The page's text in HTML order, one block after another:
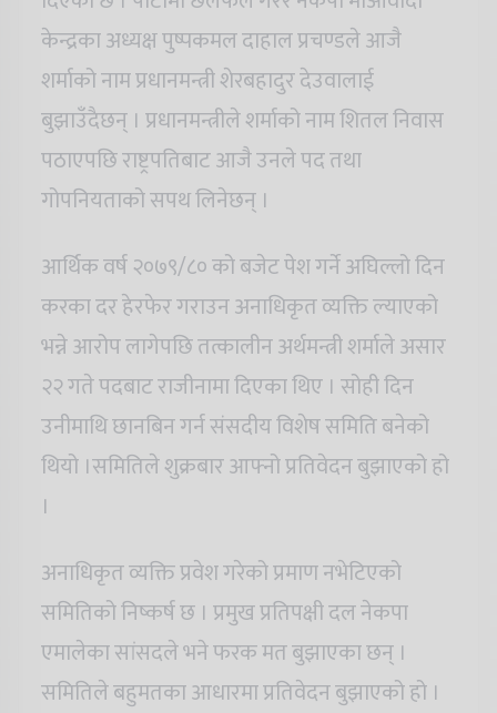
केन्द्रका अध्यक्ष पुष्पकमल दाहाल प्रचण्डले आजै
शर्माको नाम प्रधानमन्त्री शेरबहादुर देउवालाई
बुझाउँदैछन् । प्रधानमन्त्रीले शर्माको नाम शितल निवास
पठाएपछि राष्ट्रपतिबाट आजै उनले पद तथा
गोपनियताको सपथ लिनेछन् ।
आर्थिक वर्ष २०७९/८० को बजेट पेश गर्ने अघिल्लो दिन
करका दर हेरफेर गराउन अनाधिकृत व्यक्ति ल्याएको
भन्ने आरोप लागेपछि तत्कालीन अर्थमन्त्री शर्माले असार
२२ गते पदबाट राजीनामा दिएका थिए । सोही दिन
उनीमाथि छानबिन गर्न संसदीय विशेष समिति बनेको
थियो ।समितिले शुक्रबार आफ्नो प्रतिवेदन बुझाएको हो
।
अनाधिकृत व्यक्ति प्रवेश गरेको प्रमाण नभेटिएको
समितिको निष्कर्ष छ । प्रमुख प्रतिपक्षी दल नेकपा
एमालेका सांसदले भने फरक मत बुझाएका छन् ।
समितिले बहुमतका आधारमा प्रतिवेदन बुझाएको हो ।